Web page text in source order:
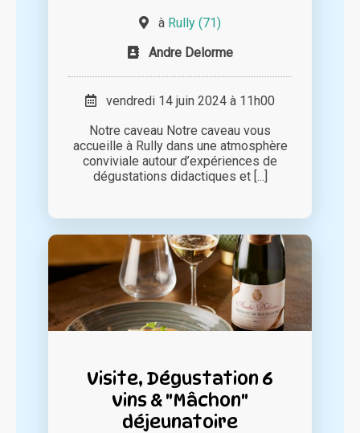
à Rully (71)
Andre Delorme
vendredi 14 juin 2024 à 11h00
Notre caveau Notre caveau vous
accueille à Rully dans une atmosphère
conviviale autour d’expériences de
dégustations didactiques et [...]
Visite, Dégustation 6
vins & "Mâchon"
déjeunatoire